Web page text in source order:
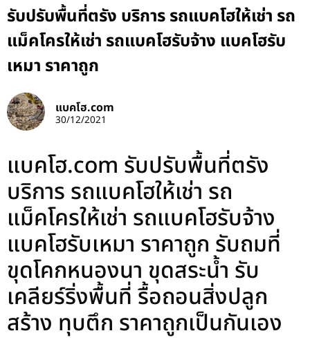
รับปรับพื้นที่ตรัง บริการ รถแบคโฮให้เช่า รถ
แม็คโครให้เช่า รถแบคโฮรับจ้าง แบคโฮรับ
เหมา ราคาถูก
แบคโฮ.com
30/12/2021
แบคโฮ.com รับปรับพื้นที่ตรัง
บริการ รถแบคโฮให้เช่า รถ
แม็คโครให้เช่า รถแบคโฮรับจ้าง
แบคโฮรับเหมา ราคาถูก รับถมที่
ขุดโคกหนองนา ขุดสระน้ำ รับ
เคลียร์ริ่งพื้นที่ รื้อถอนสิ่งปลูก
สร้าง ทุบตึก ราคาถูกเป็นกันเอง